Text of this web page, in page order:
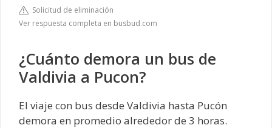
Solicitud de eliminación
Ver respuesta completa en busbud.com
¿Cuánto demora un bus de
Valdivia a Pucon?
El viaje con bus desde Valdivia hasta Pucón
demora en promedio alrededor de 3 horas.